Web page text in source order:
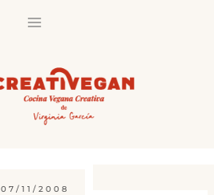
07/11/2008